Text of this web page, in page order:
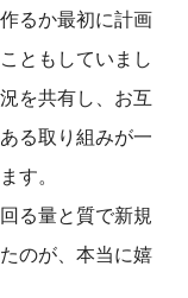
るか最初に計画
ともしていまし
を共有し、お互
る取り組みが一
す。
る量と質で新規
のが、本当に嬉